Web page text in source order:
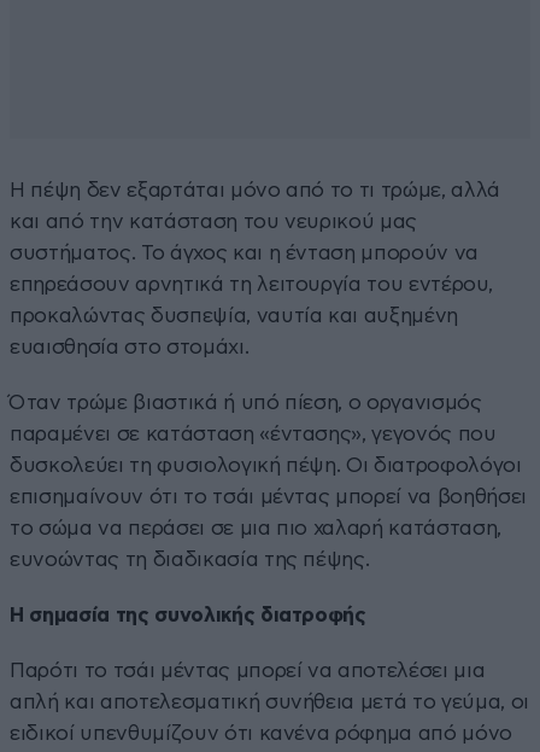
Η πέψη δεν εξαρτάται μόνο από το τι τρώμε, αλλά
και από την κατάσταση του νευρικού μας
συστήματος. Το άγχος και η ένταση μπορούν να
επηρεάσουν αρνητικά τη λειτουργία του εντέρου,
προκαλώντας δυσπεψία, ναυτία και αυξημένη
ευαισθησία στο στομάχι.
Όταν τρώμε βιαστικά ή υπό πίεση, ο οργανισμός
παραμένει σε κατάσταση «έντασης», γεγονός που
δυσκολεύει τη φυσιολογική πέψη. Οι διατροφολόγοι
επισημαίνουν ότι το τσάι μέντας μπορεί να βοηθήσει
το σώμα να περάσει σε μια πιο χαλαρή κατάσταση,
ευνοώντας τη διαδικασία της πέψης.
Η σημασία της συνολικής διατροφής
Παρότι το τσάι μέντας μπορεί να αποτελέσει μια
απλή και αποτελεσματική συνήθεια μετά το γεύμα, οι
ειδικοί υπενθυμίζουν ότι κανένα ρόφημα από μόνο